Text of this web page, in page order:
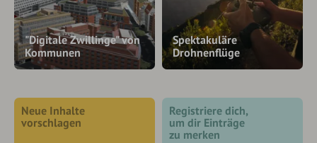
"Digitale Zwillinge" von
Kommunen
Spektakuläre
Drohnenflüge
Neue Inhalte
vorschlagen
Registriere dich,
um dir Einträge
zu merken